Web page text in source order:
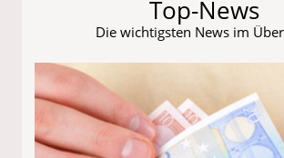
Top-News
Die wichtigsten News im